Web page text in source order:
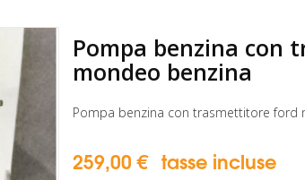
Pompa benzina con
mondeo benzina
Pompa benzina con trasmettitore ford
259,00 € tasse incluse